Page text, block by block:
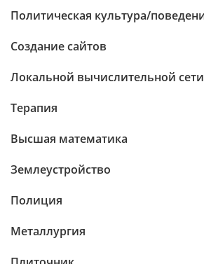
Политическая культура/
Создание сайтов
Локальной вычислительной
Терапия
Высшая математика
Землеустройство
Полиция
Металлургия